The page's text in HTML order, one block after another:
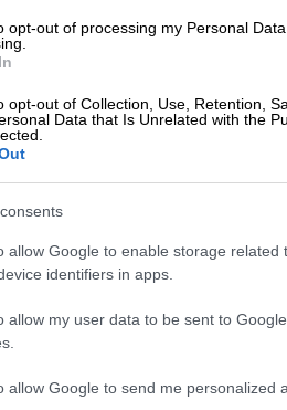
opt-out of processing my Personal
opt-out of Collection, Use, Retention,
Data that Is Unrelated with the
allow Google to enable storage related
identifiers in apps.
allow my user data to be sent to
allow Google to send me personalized
νότια Βηρυτό είχαν
η οργάνωση είχε
Israeli Airstrikes on
October 5, 2024
the Israeli Strikes earlier
pic.twitter.com/FSxocIYOhj
October 5, 2024